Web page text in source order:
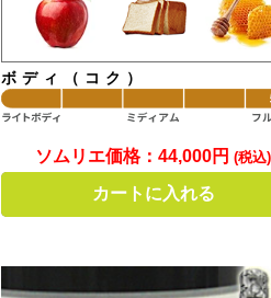
ボディ（コク）
ソムリエ価格：44,000円 (税込)
カートに入れる